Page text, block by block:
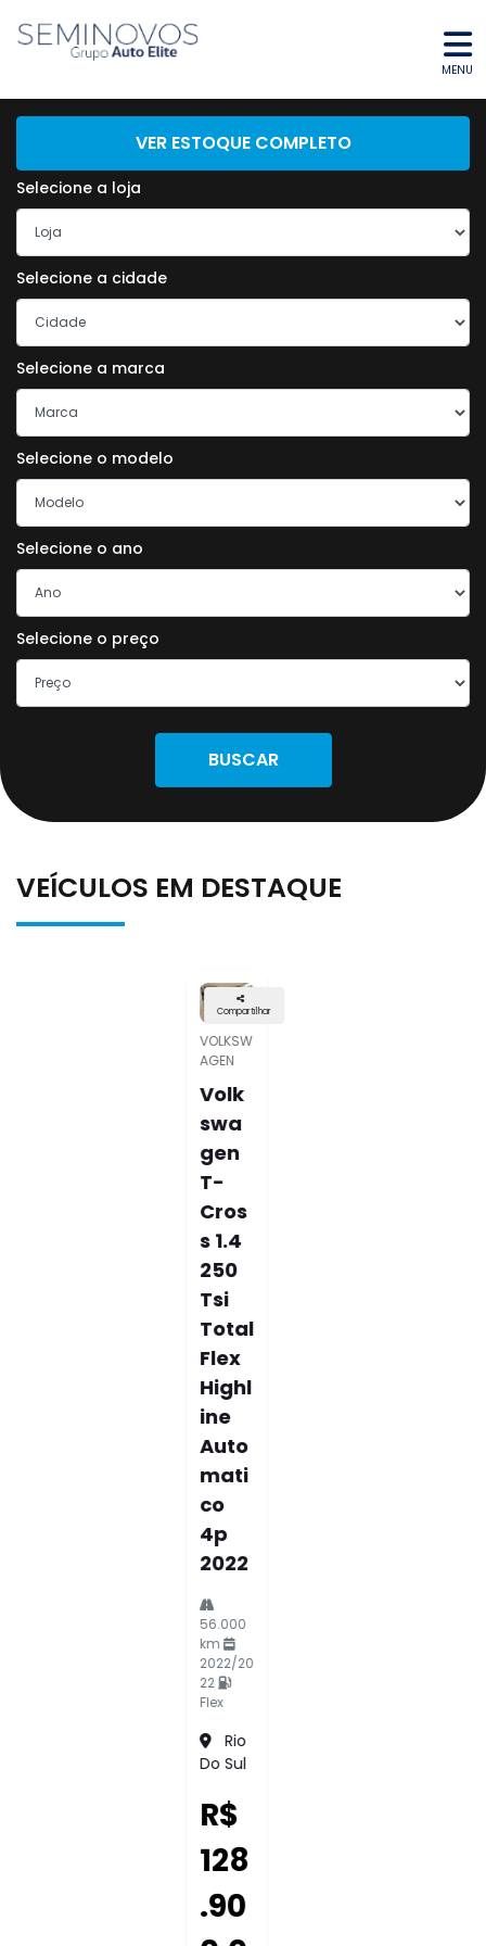
MENU
VER ESTOQUE COMPLETO
ENCONTRE O SEU VEÍCULO
Selecione a loja
Selecione a cidade
Selecione a marca
Selecione o modelo
Selecione o ano
Selecione o preço
BUSCAR
VEÍCULOS EM DESTAQUE
Compartilhar
AGEN
Volk
Swa
Gen
Taos
250
Tsi
Total
Flex
Com
Fortli
Ne
Auto
Mati
Co
4p
2023
km
2023/20
23
Flex
Joinvill
E
R$
135
.90